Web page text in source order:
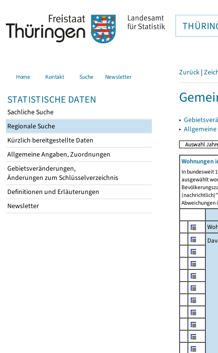
Home Kontakt Suche Newsletter
STATISTISCHE DATEN
Sachliche Suche
Regionale Suche
Kürzlich bereitgestellte Daten
Allgemeine Angaben, Zuordnungen
Gebietsveränderungen,
Änderungen zum Schlüsselverzeichnis
Definitionen und Erläuterungen
Newsletter
Zurück |
▸
▸
Wohnungen
In bundesweit
ausgewählt
Abweichungen